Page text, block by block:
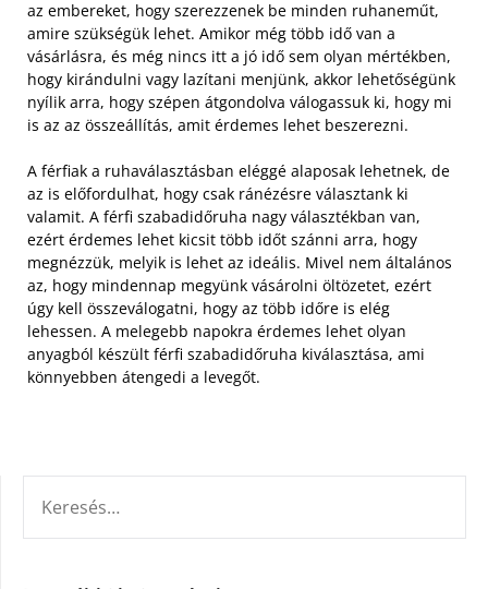
az embereket, hogy szerezzenek be minden ruhaneműt,
amire szükségük lehet. Amikor még több idő van a
vásárlásra, és még nincs itt a jó idő sem olyan mértékben,
hogy kirándulni vagy lazítani menjünk, akkor lehetőségünk
nyílik arra, hogy szépen átgondolva válogassuk ki, hogy mi
is az az összeállítás, amit érdemes lehet beszerezni.
A férfiak a ruhaválasztásban eléggé alaposak lehetnek, de
az is előfordulhat, hogy csak ránézésre választank ki
valamit. A férfi szabadidőruha nagy választékban van,
ezért érdemes lehet kicsit több időt szánni arra, hogy
megnézzük, melyik is lehet az ideális. Mivel nem általános
az, hogy mindennap megyünk vásárolni öltözetet, ezért
úgy kell összeválogatni, hogy az több időre is elég
lehessen. A melegebb napokra érdemes lehet olyan
anyagból készült férfi szabadidőruha kiválasztása, ami
könnyebben átengedi a levegőt.